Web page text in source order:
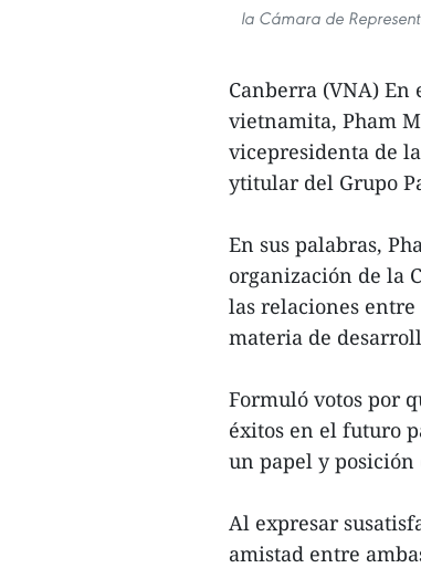
la Cámara de
Canberra (VNA)
vietnamita, Pham
vicepresidenta de
ytitular del Grupo
En sus palabras,
organización de la
las relaciones entre
materia de
Formuló votos por
éxitos en el futuro
un papel y
Al expresar
amistad entre